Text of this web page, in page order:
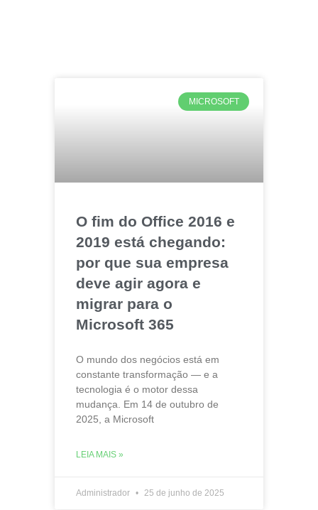
MICROSOFT
O fim do Office 2016 e
2019 está chegando:
por que sua empresa
deve agir agora e
migrar para o
Microsoft 365
O mundo dos negócios está em
constante transformação — e a
tecnologia é o motor dessa
mudança. Em 14 de outubro de
2025, a Microsoft
LEIA MAIS »
Administrador 25 de junho de 2025